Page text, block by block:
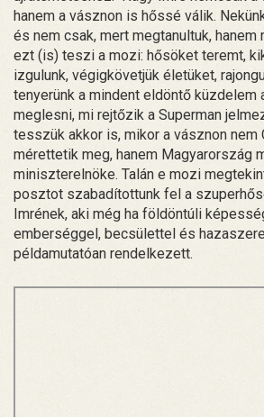
hanem a vásznon is hőssé válik.
és nem csak, mert megtanultuk, hanem
ezt (is) teszi a mozi: hősöket teremt,
izgulunk, végigkövetjük életüket,
tenyerünk a mindent eldöntő küzdelem
meglesni, mi rejtőzik a Superman
tesszük akkor is, mikor a vásznon nem
mérettetik meg, hanem Magyarország
miniszterelnöke. Talán e mozi
posztot szabadítottunk fel a
Imrének, aki még ha földöntúli
emberséggel, becsülettel és
példamutatóan rendelkezett.